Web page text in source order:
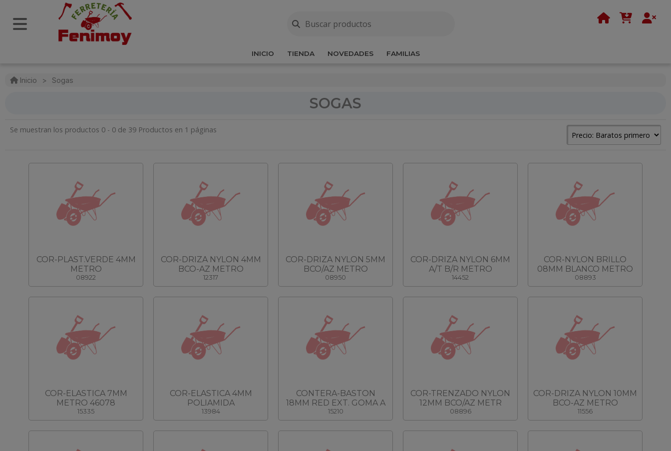
INICIO TIENDA NOVEDADES FAMILIAS
Inicio > Sogas
SOGAS
Se muestran los productos 0 - 0 de 39 Productos en 1 páginas
COR-PLAST.VERDE 4MM
METRO
08922
COR-DRIZA NYLON 4MM
BCO-AZ METRO
12317
COR-DRIZA NYLON 5MM
BCO/AZ METRO
08950
COR-DRIZA NYLON 6MM
A/T B/R METRO
14452
COR-NYLON BRILLO
08MM BLANCO METRO
08893
COR-ELASTICA 7MM
METRO 46078
15335
COR-ELASTICA 4MM
POLIAMIDA
13984
CONTERA-BASTON
18MM RED EXT. GOMA A
15210
COR-TRENZADO NYLON
12MM BCO/AZ METR
08896
COR-DRIZA NYLON 10MM
BCO-AZ METRO
11556